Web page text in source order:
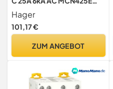
Hager Polo 32506143148
Hager
101,17 €
ZUM ANGEBOT